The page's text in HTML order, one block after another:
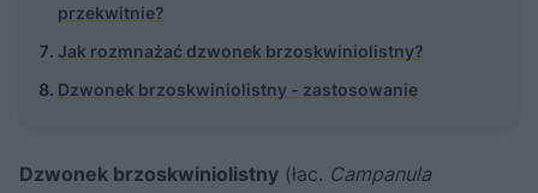
przekwitnie?
Jak rozmnażać dzwonek brzoskwiniolistny?
Dzwonek brzoskwiniolistny - zastosowanie
Dzwonek brzoskwiniolistny (łac. Campanula